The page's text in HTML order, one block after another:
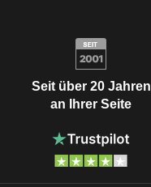
Seit über 20 Jahren
an Ihrer Seite